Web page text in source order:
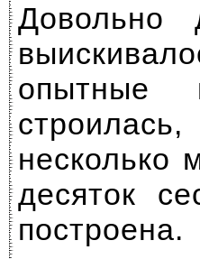
Довольно
опытные
несколько
десяток
построена.